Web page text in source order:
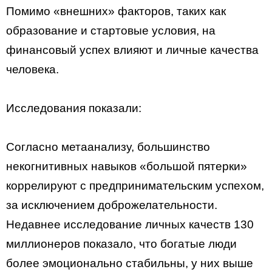
Помимо «внешних» факторов, таких как
образование и стартовые условия, на
финансовый успех влияют и личные качества
человека.
Исследования показали:
Согласно метаанализу, большинство
некогнитивных навыков «большой пятерки»
коррелируют с предпринимательским успехом,
за исключением доброжелательности.
Недавнее исследование личных качеств 130
миллионеров показало, что богатые люди
более эмоционально стабильны, у них выше